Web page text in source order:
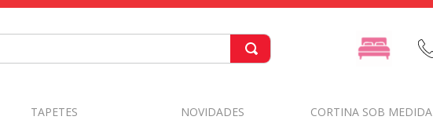
TAPETES NOVIDADES CORTINA SOB MEDIDA